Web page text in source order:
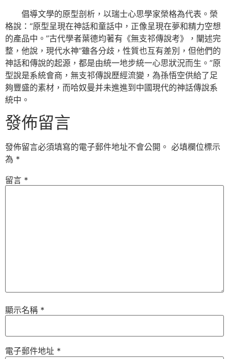
倡導文學的原型剖析，以瑞士心思學家榮格為代表。榮
格說：“原型呈現在神話和童話中，正像呈現在夢和精力空想
的產品中。”古代學者葉德均著有《無支祁傳說考》，闡述完
整，他說，現代水神“雖各分歧，性質也互有差別，但他們的
神話和傳說的起源，都是由統一地步統一心思狀況而生。”原
型說是系統會商，無支祁傳說歷經流變，為孫悟空供給了足
夠豐盛的素材，而哈奴曼并未進進到中國現代的神話傳說系
統中。
發佈留言
發佈留言必須填寫的電子郵件地址不會公開。 必填欄位標示
為 *
留言 *
顯示名稱 *
電子郵件地址 *